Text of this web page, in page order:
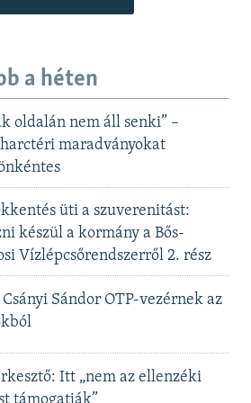
a héten
oldalán nem áll senki” –
maradványokat
üti a szuverenitást:
készül a kormány a Bős-
Vízlépcsőrendszerről 2. rész
Sándor OTP-vezérnek az
Itt „nem az ellenzéki
támogatják”